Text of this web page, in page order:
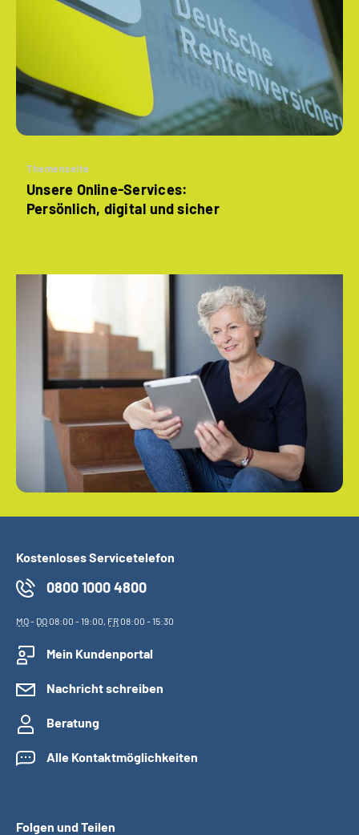
Themenseite
Unsere Online-Services:
Persönlich, digital und sicher
Kostenloses Servicetelefon
0800 1000 4800
MO- DO08:00 - 19:00, FR08:00 - 15:30
Mein Kundenportal
Nachricht schreiben
Beratung
Alle Kontaktmöglichkeiten
Folgen und Teilen